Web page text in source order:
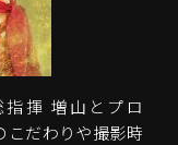
揮 増山とプロ
こだわりや撮影時